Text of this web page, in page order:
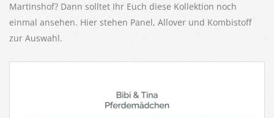
Martinshof? Dann solltet Ihr Euch diese Kollektion noch
einmal ansehen. Hier stehen Panel, Allover und Kombistoff
zur Auswahl.